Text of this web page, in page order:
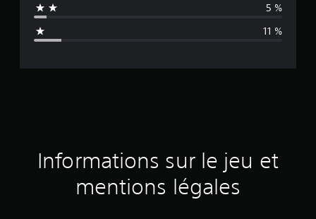
n
d
a
5 %
11 %
Informations sur le jeu et
mentions légales